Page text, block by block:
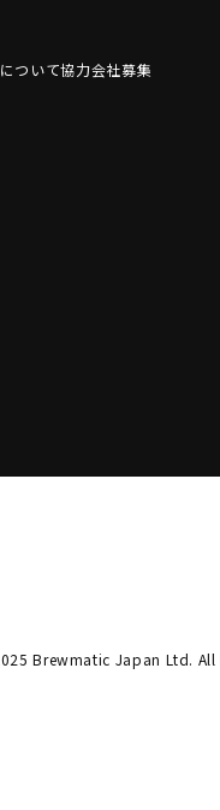
ついて協力会社募集
Brewmatic Japan Ltd. All